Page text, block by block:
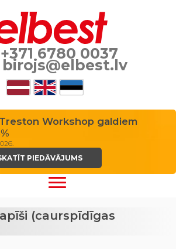
+371 6780 0037
birojs@elbest.lv
Workshop galdiem
PIEDĀVĀJUMS
(caurspīdīgas